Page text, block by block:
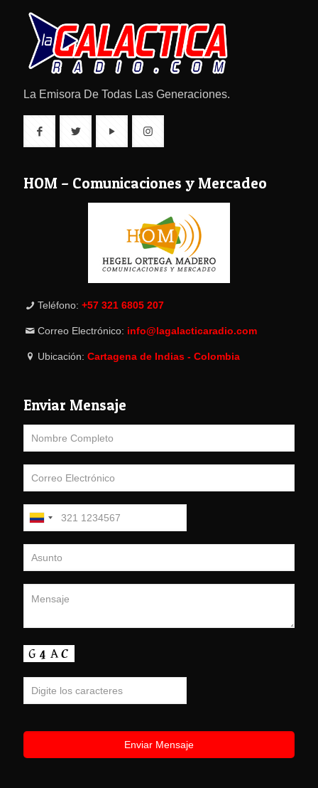
La Emisora De Todas Las Generaciones.
HOM – Comunicaciones y Mercadeo
Teléfono: +57 321 6805 207
Correo Electrónico: info@lagalacticaradio.com
Ubicación: Cartagena de Indias - Colombia
Enviar Mensaje